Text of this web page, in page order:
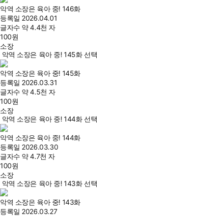
악역 소장은 육아 중! 146화
등록일 2026.04.01
글자수 약 4.4천 자
100원
소장
악역 소장은 육아 중! 145화 선택
악역 소장은 육아 중! 145화
등록일 2026.03.31
글자수 약 4.5천 자
100원
소장
악역 소장은 육아 중! 144화 선택
악역 소장은 육아 중! 144화
등록일 2026.03.30
글자수 약 4.7천 자
100원
소장
악역 소장은 육아 중! 143화 선택
악역 소장은 육아 중! 143화
등록일 2026.03.27